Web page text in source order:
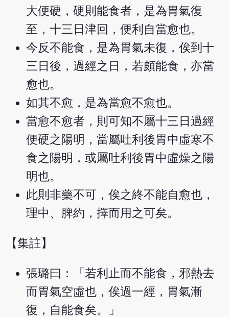
大便硬，硬則能食者，是為胃氣復
至，十三日津回，便利自當愈也。
今反不能食，是為胃氣未復，俟到十
三日後，過經之日，若頗能食，亦當
愈也。
如其不愈，是為當愈不愈也。
當愈不愈者，則可知不屬十三日過經
便硬之陽明，當屬吐利後胃中虛寒不
食之陽明，或屬吐利後胃中虛燥之陽
明也。
此則非藥不可，俟之終不能自愈也，
理中、脾約，擇而用之可矣。
【集註】
張璐曰：「若利止而不能食，邪熱去
而胃氣空虛也，俟過一經，胃氣漸
復，自能食矣。」